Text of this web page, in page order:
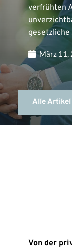
verfrühten
März 11,
Alle Artikel
Von der